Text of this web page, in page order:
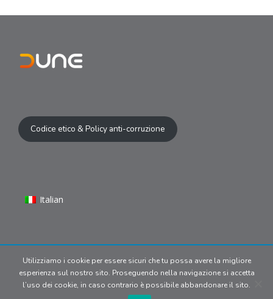
Codice etico & Policy anti-corruzione
Italian
© 2024 Copyright | Dune S.r.l P.IVA
09902170969. All media belong
to their respective owners.Privacy
Utilizziamo i cookie per essere sicuri che tu possa avere la migliore
esperienza sul nostro sito. Proseguendo nella navigazione si accetta
l’uso dei cookie, in caso contrario è possibile abbandonare il sito.